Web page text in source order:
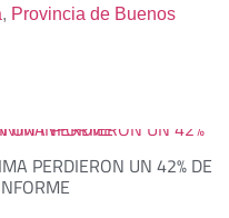
, Provincia de Buenos
PERDIERON UN 42% DE